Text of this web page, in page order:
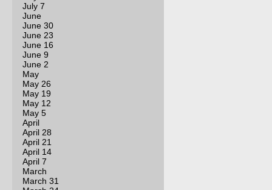
July 7
June
June 30
June 23
June 16
June 9
June 2
May
May 26
May 19
May 12
May 5
April
April 28
April 21
April 14
April 7
March
March 31